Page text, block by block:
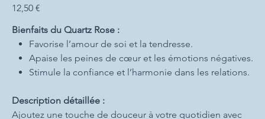
Prix
12,50 €
Bienfaits du Quartz Rose :
Favorise l’amour de soi et la tendresse.
Apaise les peines de cœur et les émotions négatives.
Stimule la confiance et l’harmonie dans les relations.
Description détaillée :
Ajoutez une touche de douceur à votre quotidien avec